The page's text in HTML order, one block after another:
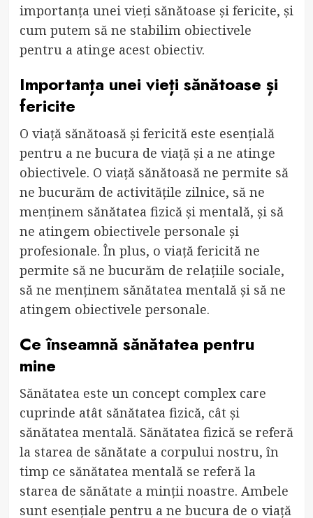
importanța unei vieți sănătoase și fericite, și
cum putem să ne stabilim obiectivele
pentru a atinge acest obiectiv.
Importanța unei vieți sănătoase și
fericite
O viață sănătoasă și fericită este esențială
pentru a ne bucura de viață și a ne atinge
obiectivele. O viață sănătoasă ne permite să
ne bucurăm de activitățile zilnice, să ne
menținem sănătatea fizică și mentală, și să
ne atingem obiectivele personale și
profesionale. În plus, o viață fericită ne
permite să ne bucurăm de relațiile sociale,
să ne menținem sănătatea mentală și să ne
atingem obiectivele personale.
Ce înseamnă sănătatea pentru
mine
Sănătatea este un concept complex care
cuprinde atât sănătatea fizică, cât și
sănătatea mentală. Sănătatea fizică se referă
la starea de sănătate a corpului nostru, în
timp ce sănătatea mentală se referă la
starea de sănătate a minții noastre. Ambele
sunt esențiale pentru a ne bucura de o viață